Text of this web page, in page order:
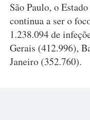
São Paulo, o
continua a ser o
1.238.094 de
Gerais (412.996),
Janeiro (352.760).